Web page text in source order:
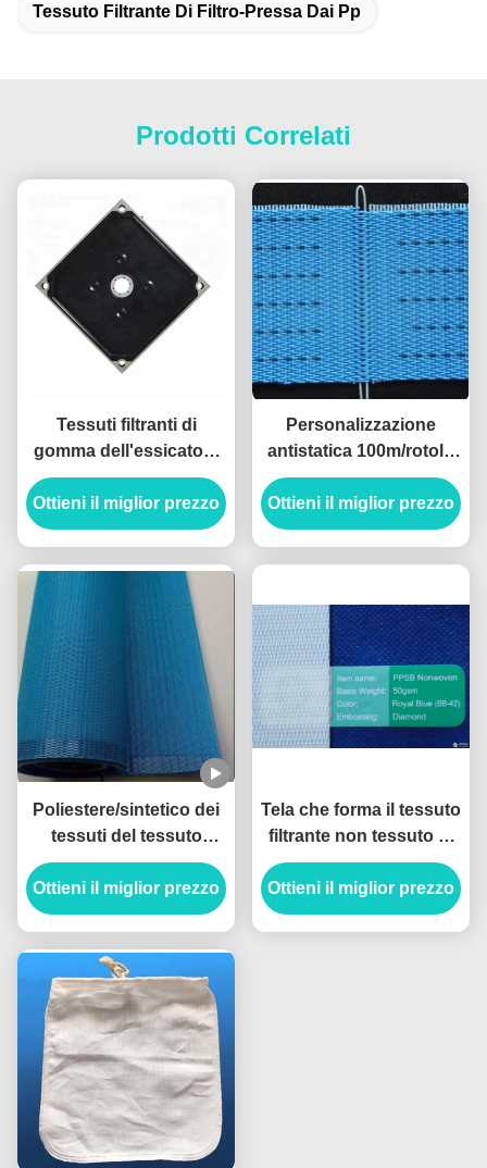
Tessuto Filtrante Di Filtro-Pressa Dai Pp
Prodotti Correlati
Tessuti filtranti di
gomma dell'essicatore
800 x 800 Alkaliproof ad
alta pressione
Ottieni il miglior prezzo
Personalizzazione
antistatica 100m/rotolo
del poliestere del
tessuto della
filtropressa
Ottieni il miglior prezzo
Poliestere/sintetico dei
tessuti del tessuto
filtrante di filtro-pressa
da forma del foro
quadrato
Ottieni il miglior prezzo
Tela che forma il tessuto
filtrante non tessuto di
Mesh Screen Fabric
Polyester For
Ottieni il miglior prezzo